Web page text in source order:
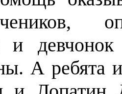
и
А ребята